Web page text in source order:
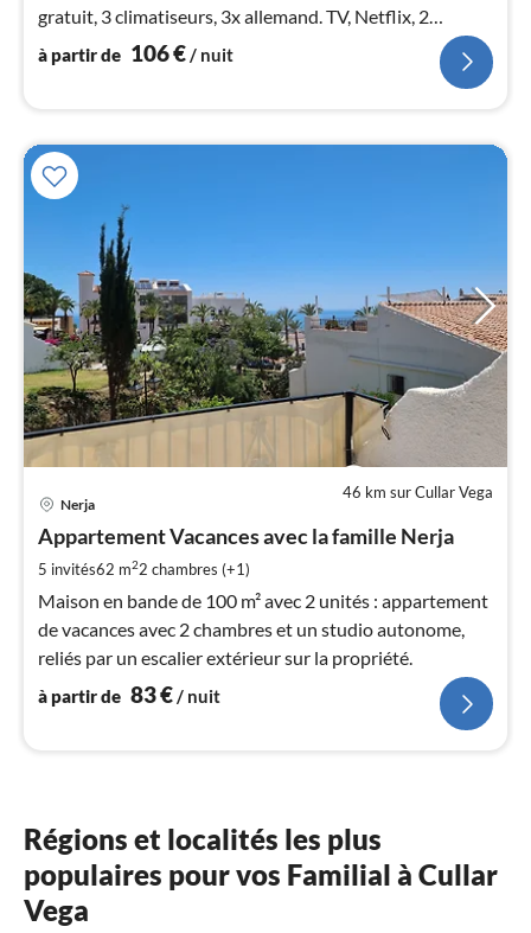
gratuit, 3 climatiseurs, 3x allemand. TV, Netflix, 2
cuisines avec lave-vaisselle, 2 salles de bains
à partir de 106€/ nuit
46 km sur Cullar Vega
Nerja
Appartement Vacances avec la famille Nerja
5 invités62 m22 chambres (+1)
Maison en bande de 100 m² avec 2 unités : appartement
de vacances avec 2 chambres et un studio autonome,
reliés par un escalier extérieur sur la propriété.
à partir de 83€/ nuit
Régions et localités les plus
populaires pour vos Familial à Cullar
Vega